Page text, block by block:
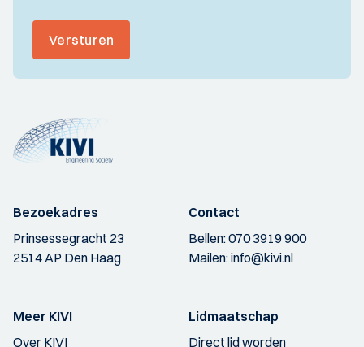
Versturen
Bezoekadres
Prinsessegracht 23
2514 AP Den Haag
Contact
Bellen:070 3919 900
Mailen:info@kivi.nl
Meer KIVI
Over KIVI
Lidmaatschap
Direct lid worden